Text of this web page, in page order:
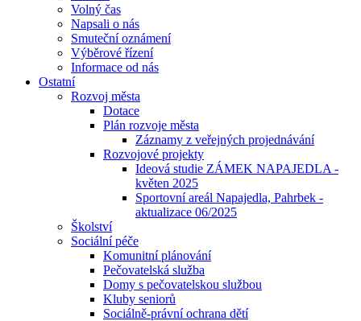
Volný čas
Napsali o nás
Smuteční oznámení
Výběrové řízení
Informace od nás
Ostatní
Rozvoj města
Dotace
Plán rozvoje města
Záznamy z veřejných projednávání
Rozvojové projekty
Ideová studie ZÁMEK NAPAJEDLA -
květen 2025
Sportovní areál Napajedla, Pahrbek -
aktualizace 06/2025
Školství
Sociální péče
Komunitní plánování
Pečovatelská služba
Domy s pečovatelskou službou
Kluby seniorů
Sociálně-právní ochrana dětí